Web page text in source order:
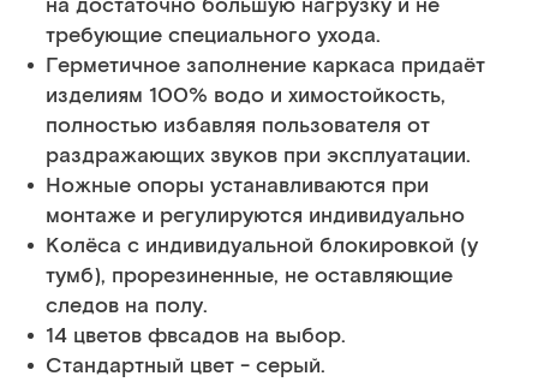
на достаточно большую нагрузку и не
требующие специального ухода.
Герметичное заполнение каркаса придаёт
изделиям 100% водо и химостойкость,
полностью избавляя пользователя от
раздражающих звуков при эксплуатации.
Ножные опоры устанавливаются при
монтаже и регулируются индивидуально
Колёса с индивидуальной блокировкой (у
тумб), прорезиненные, не оставляющие
следов на полу.
14 цветов фвсадов на выбор.
Стандартный цвет - серый.